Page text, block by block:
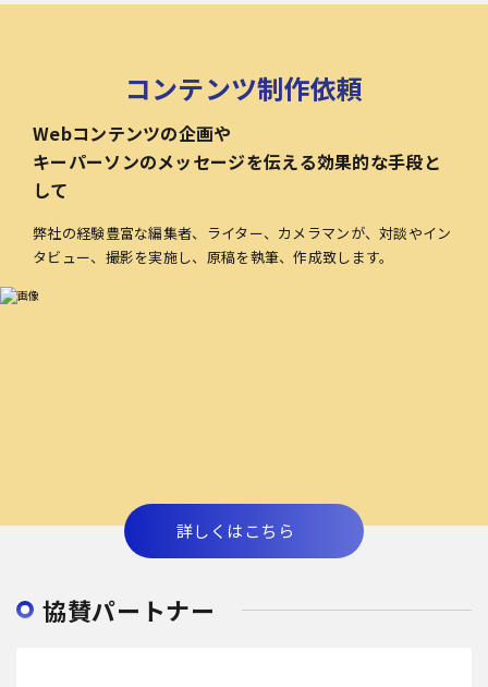
コンテンツ制作依頼
Webコンテンツの企画や
キーパーソンのメッセージを伝える効果的な手段と
して
弊社の経験豊富な編集者、ライター、カメラマンが、対談やイン
タビュー、撮影を実施し、原稿を執筆、作成致します。
詳しくはこちら
協賛パートナー